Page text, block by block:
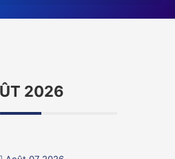
2026